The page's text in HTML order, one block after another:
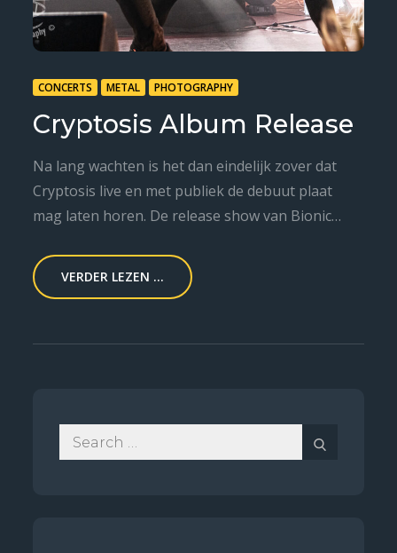
CONCERTS METAL PHOTOGRAPHY
Cryptosis Album Release
Na lang wachten is het dan eindelijk zover dat
Cryptosis live en met publiek de debuut plaat
mag laten horen. De release show van Bionic…
VERDER LEZEN ...
Search
for: